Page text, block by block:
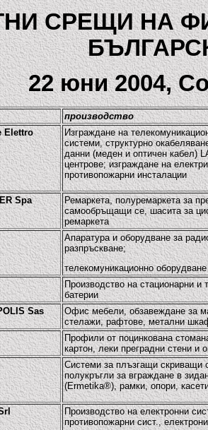
СРЕЩИ НА
22 юни 2004,
производство
Elettro
Изграждане на
системи, структурно
данни (меден и оптичен кабел)
центрове; изграждане на
противопожарни инсталации
Spa
Ремаркета, полуремаркета за
самообръщащи се, шасита за
ремаркета
Апаратура и оборудване за
разпръскване;
телекомуникационно оборудване
Производство на стационарни и
батерии
Sas
Офис мебели, обзавеждане за
стелажи, рафтове, метални
Профили от поцинкована
картон, леки преградни стени и
Системи за плъзгащи скриващи
полукръгли за вграждане в
(Ermetika®), рамки, опори,
Производство на електронни
противопожарни сист.,